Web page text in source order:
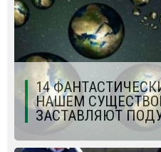
14
НАШЕМ
ЗАСТАВЛЯЮТ